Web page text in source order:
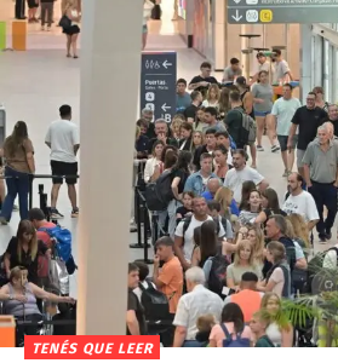
TENÉS QUE LEER